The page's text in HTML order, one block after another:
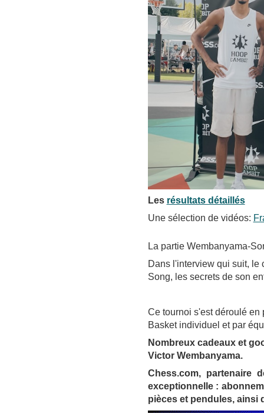
Les résultats détaillés
Une sélection de vidéos:
La partie Wembanyama-
Dans l'interview qui suit, le
Song, les secrets de son
Ce tournoi s'est déroulé
Basket individuel et par
Nombreux cadeaux et
Victor Wembanyama.
Chess.com, partenaire
exceptionnelle :
pièces et pendules, ainsi